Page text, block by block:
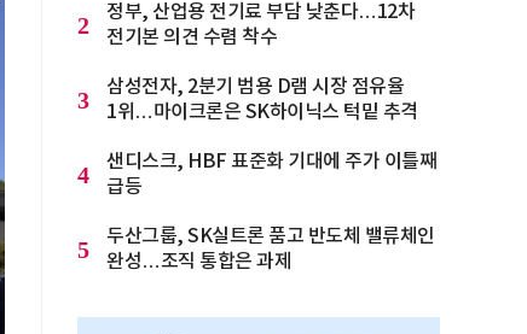
2
정부, 산업용 전기료 부담 낮춘다…12차
전기본 의견 수렴 착수
3
삼성전자, 2분기 범용 D램 시장 점유율
1위…마이크론은 SK하이닉스 턱밑 추격
4
샌디스크, HBF 표준화 기대에 주가 이틀째
급등
5
두산그룹, SK실트론 품고 반도체 밸류체인
완성…조직 통합은 과제